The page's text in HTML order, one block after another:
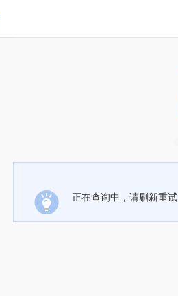
正在查询中，请刷新重试